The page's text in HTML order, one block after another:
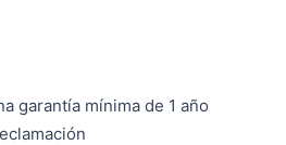
garantía mínima de 1 año